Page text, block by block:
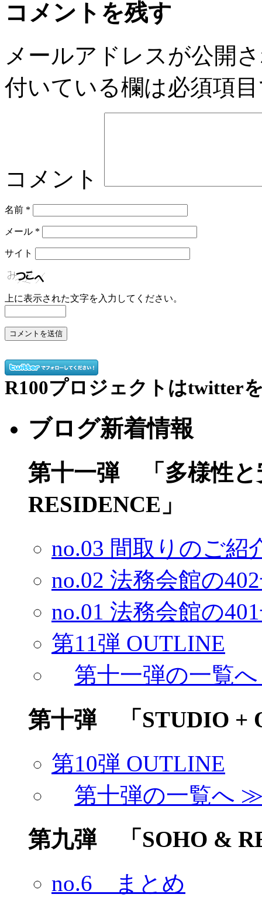
コメントを残す
メールアドレスが公開
付いている欄は必須項
コメント
名前 *
メール *
サイト
上に表示された文字を入力してください。
R100プロジェクトはtwitter
ブログ新着情報
第十一弾 「多様性と
RESIDENCE」
no.03 間取りのご紹
no.02 法務会館の
no.01 法務会館の
第11弾 OUTLINE
第十一弾の一覧
第十弾 「STUDIO +
第10弾 OUTLINE
第十弾の一覧へ
第九弾 「SOHO &
no.6 まとめ